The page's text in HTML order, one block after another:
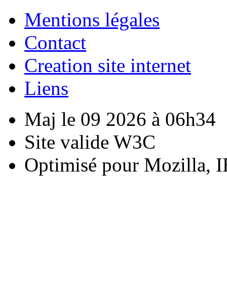
Mentions légales
Contact
Creation site internet
Liens
Maj le 09 2026 à 06h34
Site valide W3C
Optimisé pour Mozilla,